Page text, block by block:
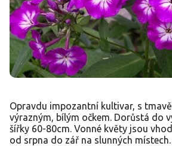
Opravdu impozantní kultivar, s
výrazným, bílým očkem. Dorůstá do
šířky 60-80cm. Vonné květy jsou
od srpna do zář na slunných místech.